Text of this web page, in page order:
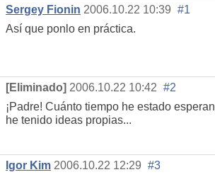
Sergey Fionin 2006.10.22 10:39 #1
Así que ponlo en práctica.
[Eliminado] 2006.10.22 10:42 #2
¡Padre! Cuánto tiempo he estado
he tenido ideas propias...
Igor Kim 2006.10.22 12:29 #3